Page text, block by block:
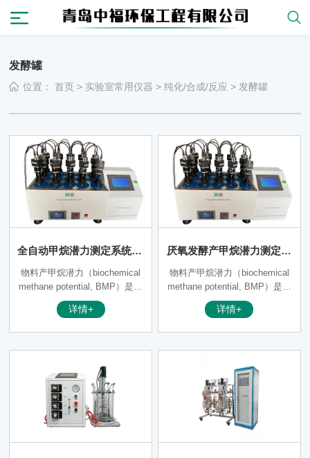
发酵罐
位置：首页 > 实验室常用仪器 >纯化/合成/反应 > 发酵罐
全自动甲烷潜力测定系统JC
-BMP-II（十二通道）
物料产甲烷潜力（biochemical
methane potential, BMP）是指
单位有机物料在厌氧条件下发酵
产生甲烷气体的数量。BMP分
工程收益评估等都具有重要的意
义。甲烷潜力测定系统是一款用
来管理BMP的分析设备，该设
备具有样品发酵、采集、分析及
记录的功能。
详情+
厌氧发酵产甲烷潜力测定系
统JC-BMP-II（六通道）
物料产甲烷潜力（biochemical
methane potential, BMP）是指
单位有机物料在厌氧条件下发酵
产生甲烷气体的数量。BMP分
工程收益评估等都具有重要的意
义。甲烷潜力测定系统是一款用
来管理BMP的分析设备，该设
备具有样品发酵、采集、分析及
记录的功能。
详情+